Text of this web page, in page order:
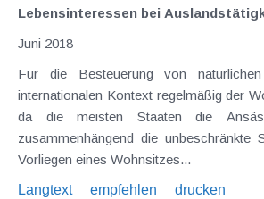
Lebensinteressen bei
Juni 2018
Für die Besteuerung von natürlichen Personen ist im
internationalen Kontext regelmäßig der Wohnsitz maßgebend,
da die meisten Staaten die
zusammenhängend die unbeschränkte Steuerpflicht an das
Vorliegen eines Wohnsitzes...
Langtext
empfehlen drucken